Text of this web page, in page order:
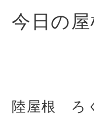
今日の
陸屋根 ろ